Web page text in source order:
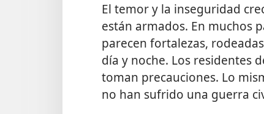
El temor y la inseguridad
están armados. En muchos
parecen fortalezas,
día y noche. Los residentes
toman precauciones. Lo
no han sufrido una guerra